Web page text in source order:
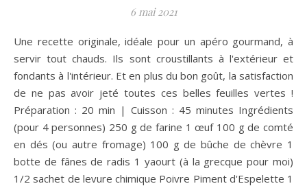
6 mai 2021
Une recette originale, idéale pour un apéro gourmand, à
servir tout chauds. Ils sont croustillants à l'extérieur et
fondants à l'intérieur. Et en plus du bon goût, la satisfaction
de ne pas avoir jeté toutes ces belles feuilles vertes !
Préparation : 20 min | Cuisson : 45 minutes Ingrédients
(pour 4 personnes) 250 g de farine 1 œuf 100 g de comté
en dés (ou autre fromage) 100 g de bûche de chèvre 1
botte de fânes de radis 1 yaourt (à la grecque pour moi)
1/2 sachet de levure chimique Poivre Piment d'Espelette 1